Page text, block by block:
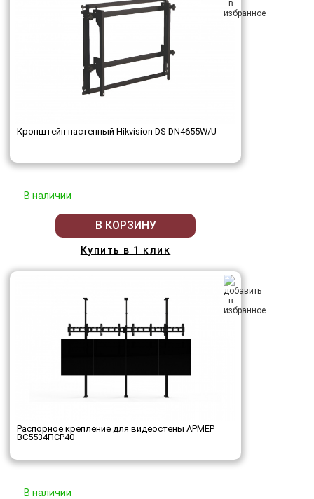
Кронштейн настенный Hikvision DS-DN4655W/U
В наличии
В КОРЗИНУ
Купить в 1 клик
Распорное крепление для видеостены АРМЕР
ВС5534ПСР40
В наличии